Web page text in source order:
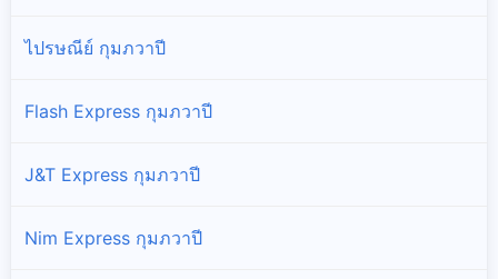
ไปรษณีย์ กุมภวาปี
Flash Express กุมภวาปี
J&T Express กุมภวาปี
Nim Express กุมภวาปี